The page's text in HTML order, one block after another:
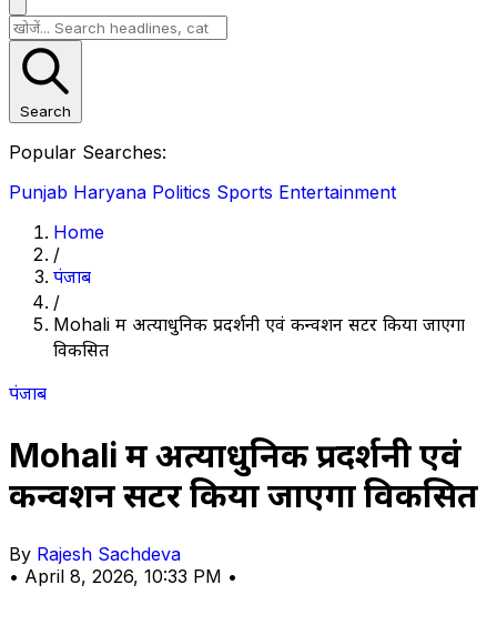
Search
Popular Searches:
Punjab Haryana Politics Sports Entertainment
Home
/
पंजाब
/
Mohali में अत्याधुनिक प्रदर्शनी एवं कन्वेंशन सेंटर किया जाएगा
विकसित
पंजाब
Mohali में अत्याधुनिक प्रदर्शनी एवं
कन्वेंशन सेंटर किया जाएगा विकसित
By Rajesh Sachdeva
• April 8, 2026, 10:33 PM •